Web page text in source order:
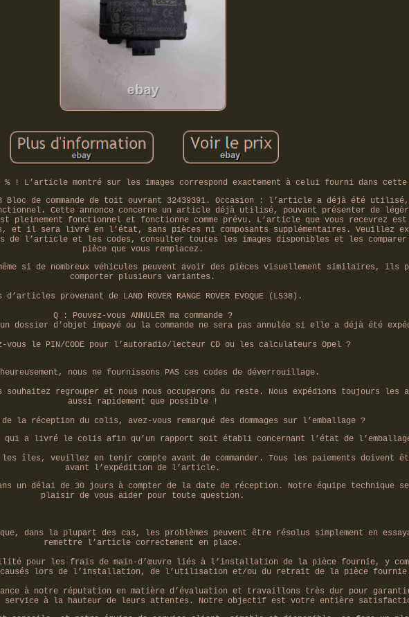
! L’article montré sur les images correspond exactement à celui fourni dans cette
L538 Bloc de commande de toit ouvrant 32439391. Occasion : l’article a déjà été
Cette annonce concerne un article déjà utilisé, pouvant présenter de
pleinement fonctionnel et fonctionne comme prévu. L’article que vous recevrez
et il sera livré en l’état, sans pièces ni composants supplémentaires. Veuillez
de l’article et les codes, consulter toutes les images disponibles et les
pièce que vous remplacez.
si de nombreux véhicules peuvent avoir des pièces visuellement similaires, ils
comporter plusieurs variantes.
d’articles provenant de LAND ROVER RANGE ROVER EVOQUE (L538).
Q : Pouvez-vous ANNULER ma commande ?
dossier d’objet impayé ou la commande ne sera pas annulée si elle a déjà été
vous le PIN/CODE pour l’autoradio/lecteur CD ou les calculateurs Opel ?
nous ne fournissons PAS ces codes de déverrouillage.
regrouper et nous nous occuperons du reste. Nous expédions toujours les
aussi rapidement que possible !
de la réception du colis, avez-vous remarqué des dommages sur l’emballage ?
qui a livré le colis afin qu’un rapport soit établi concernant l’état de
îles, veuillez en tenir compte avant de commander. Tous les paiements doivent
avant l’expédition de l’article.
un délai de 30 jours à compter de la date de réception. Notre équipe technique
plaisir de vous aider pour toute question.
dans la plupart des cas, les problèmes peuvent être résolus simplement en
remettre l’article correctement en place.
pour les frais de main-d’œuvre liés à l’installation de la pièce fournie, y
causés lors de l’installation, de l’utilisation et/ou du retrait de la pièce
à notre réputation en matière d’évaluation et travaillons très dur pour
service à la hauteur de leurs attentes. Notre objectif est votre entière